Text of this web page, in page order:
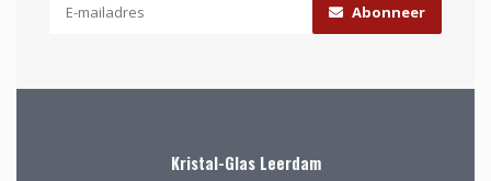
Abonneer
Kristal-Glas Leerdam